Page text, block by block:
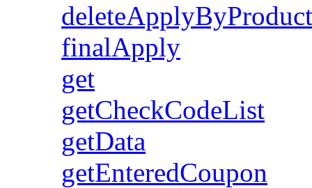
deleteApplyByProduct
finalApply
get
getCheckCodeList
getData
getEnteredCoupon